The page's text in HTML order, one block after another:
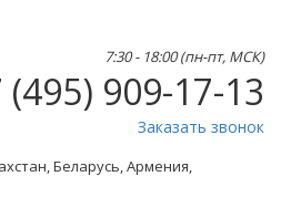
7:30 - 18:00 (пн-пт, МСК)
(495) 909-17-13
Заказать звонок
Беларусь, Армения,